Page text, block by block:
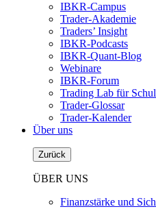
IBKR-Campus
Trader-Akademie
Traders’ Insight
IBKR-Podcasts
IBKR-Quant-Blog
Webinare
IBKR-Forum
Trading Lab für
Trader-Glossar
Trader-Kalender
Über uns
Zurück
ÜBER UNS
Finanzstärke und